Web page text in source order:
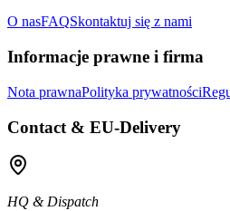
O nasFAQSkontaktuj się z nami
Informacje prawne i firma
Nota prawnaPolityka prywatności
Contact & EU-Delivery
HQ & Dispatch